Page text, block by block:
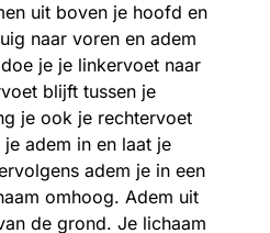
uit boven je hoofd en
naar voren en adem
je je linkervoet naar
blijft tussen je
je ook je rechtervoet
adem in en laat je
adem je in een
omhoog. Adem uit
de grond. Je lichaam